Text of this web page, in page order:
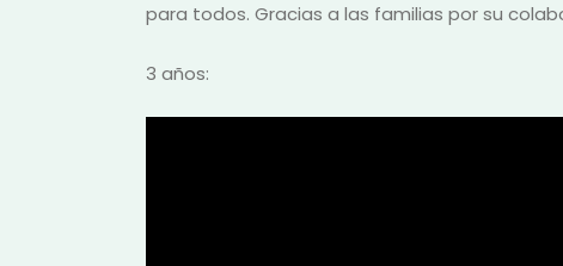
para todos. Gracias a las familias por su
3 años: